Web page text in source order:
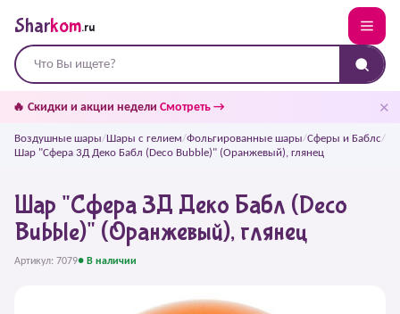
Sharkom.ru
🔥 Скидки и акции недели Смотреть → ✕
Воздушные шары/Шары с гелием/Фольгированные шары/Сферы и Баблс/
Шар "Сфера 3Д Деко Бабл (Deco Bubble)" (Оранжевый), глянец
Шар "Сфера 3Д Деко Бабл (Deco
Bubble)" (Оранжевый), глянец
Артикул: 7079● В наличии